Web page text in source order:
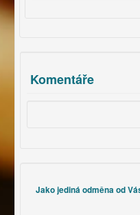
Komentáře
Jako jediná odměna od